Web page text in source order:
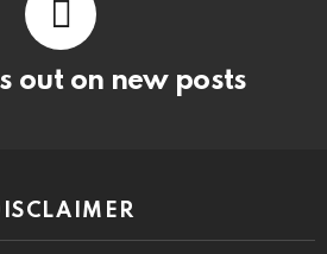
out on new posts